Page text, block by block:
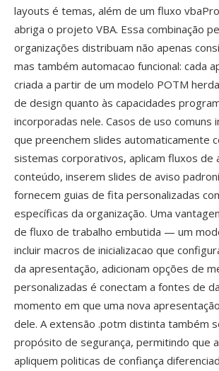
layouts é temas, além de um fluxo
abriga o projeto VBA. Essa combinação
organizações distribuam não apenas
mas também automacao funcional: cada
criada a partir de um modelo POTM
de design quanto às capacidades
incorporadas nele. Casos de uso comuns
que preenchem slides automaticamente
sistemas corporativos, aplicam fluxos de
conteúdo, inserem slides de aviso
fornecem guias de fita personalizadas
específicas da organização. Uma
de fluxo de trabalho embutida — um
incluir macros de inicializacao que
da apresentação, adicionam opções de
personalizadas é conectam a fontes de
momento em que uma nova
dele. A extensão .potm distinta também
propósito de segurança, permitindo que
apliquem politicas de confiança